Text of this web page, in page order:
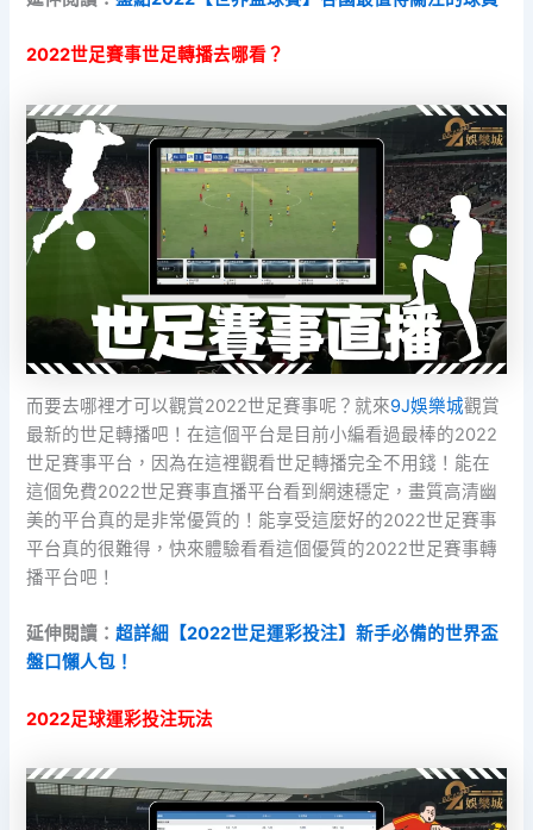
2022世足賽事世足轉播去哪看？
而要去哪裡才可以觀賞2022世足賽事呢？就來9J娛樂城觀賞
最新的世足轉播吧！在這個平台是目前小編看過最棒的2022
世足賽事平台，因為在這裡觀看世足轉播完全不用錢！能在
這個免費2022世足賽事直播平台看到網速穩定，畫質高清幽
美的平台真的是非常優質的！能享受這麼好的2022世足賽事
平台真的很難得，快來體驗看看這個優質的2022世足賽事轉
播平台吧！
延伸閱讀：超詳細【2022世足運彩投注】新手必備的世界盃
盤口懶人包！
2022足球運彩投注玩法